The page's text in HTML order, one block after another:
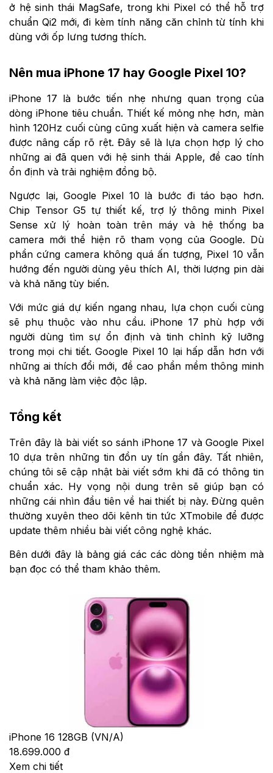
ở hệ sinh thái MagSafe, trong khi Pixel có thể hỗ trợ
chuẩn Qi2 mới, đi kèm tính năng căn chỉnh từ tính khi
dùng với ốp lưng tương thích.
Nên mua iPhone 17 hay Google Pixel 10?
iPhone 17 là bước tiến nhẹ nhưng quan trọng của
dòng iPhone tiêu chuẩn. Thiết kế mỏng nhẹ hơn, màn
hình 120Hz cuối cùng cũng xuất hiện và camera selfie
được nâng cấp rõ rệt. Đây sẽ là lựa chọn hợp lý cho
những ai đã quen với hệ sinh thái Apple, đề cao tính
ổn định và trải nghiệm đồng bộ.
Ngược lại, Google Pixel 10 là bước đi táo bạo hơn.
Chip Tensor G5 tự thiết kế, trợ lý thông minh Pixel
Sense xử lý hoàn toàn trên máy và hệ thống ba
camera mới thể hiện rõ tham vọng của Google. Dù
phần cứng camera không quá ấn tượng, Pixel 10 vẫn
hướng đến người dùng yêu thích AI, thời lượng pin dài
và khả năng tùy biến.
Với mức giá dự kiến ngang nhau, lựa chọn cuối cùng
sẽ phụ thuộc vào nhu cầu. iPhone 17 phù hợp với
người dùng tìm sự ổn định và tinh chỉnh kỹ lưỡng
trong mọi chi tiết. Google Pixel 10 lại hấp dẫn hơn với
những ai thích đổi mới, đề cao phần mềm thông minh
và khả năng làm việc độc lập.
Tổng kết
Trên đây là bài viết so sánh iPhone 17 và Google Pixel
10 dựa trên những tin đồn uy tín gần đây. Tất nhiên,
chúng tôi sẽ cập nhật bài viết sớm khi đã có thông tin
chuẩn xác. Hy vọng nội dung trên sẽ giúp bạn có
những cái nhìn đầu tiên về hai thiết bị này. Đừng quên
thường xuyên theo dõi kênh tin tức XTmobile để được
update thêm nhiều bài viết công nghệ khác.
Bên dưới đây là bảng giá các các dòng tiền nhiệm mà
bạn đọc có thể tham khảo thêm.
iPhone 16 128GB (VN/A)
18.699.000 đ
Xem chi tiết